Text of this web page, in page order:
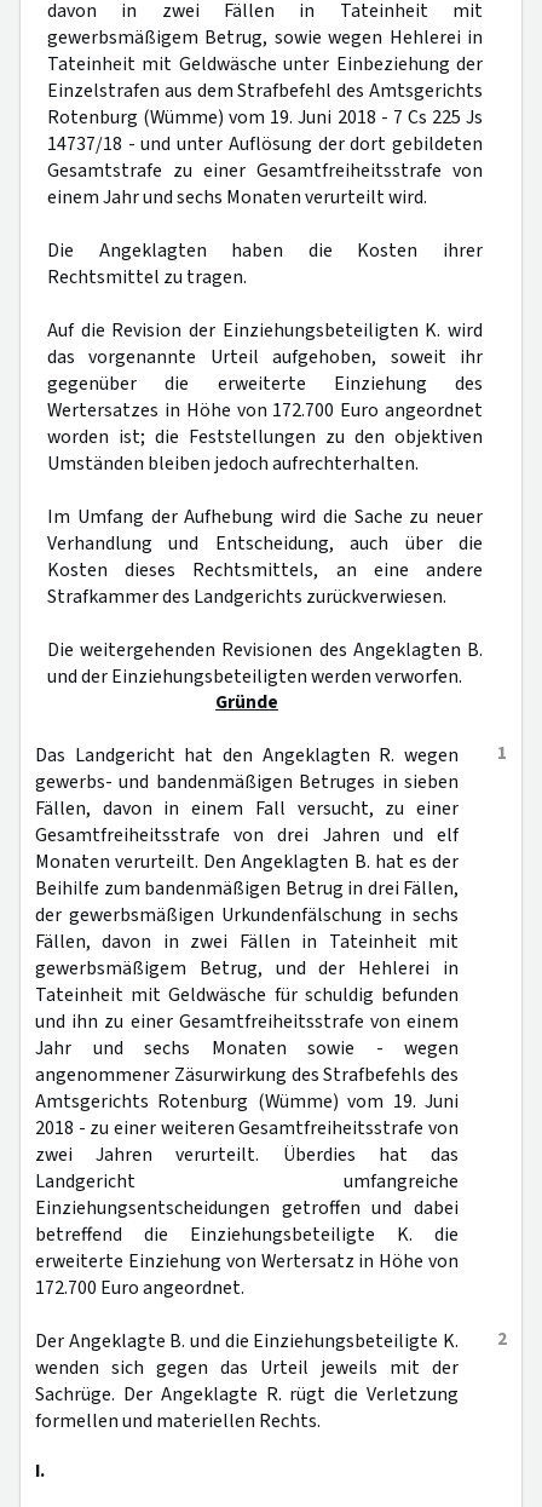
davon in zwei Fällen in Tateinheit mit
gewerbsmäßigem Betrug, sowie wegen Hehlerei in
Tateinheit mit Geldwäsche unter Einbeziehung der
Einzelstrafen aus dem Strafbefehl des Amtsgerichts
Rotenburg (Wümme) vom 19. Juni 2018 - 7 Cs 225 Js
14737/18 - und unter Auflösung der dort gebildeten
Gesamtstrafe zu einer Gesamtfreiheitsstrafe von
einem Jahr und sechs Monaten verurteilt wird.
Die Angeklagten haben die Kosten ihrer
Rechtsmittel zu tragen.
Auf die Revision der Einziehungsbeteiligten K. wird
das vorgenannte Urteil aufgehoben, soweit ihr
gegenüber die erweiterte Einziehung des
Wertersatzes in Höhe von 172.700 Euro angeordnet
worden ist; die Feststellungen zu den objektiven
Umständen bleiben jedoch aufrechterhalten.
Im Umfang der Aufhebung wird die Sache zu neuer
Verhandlung und Entscheidung, auch über die
Kosten dieses Rechtsmittels, an eine andere
Strafkammer des Landgerichts zurückverwiesen.
Die weitergehenden Revisionen des Angeklagten B.
und der Einziehungsbeteiligten werden verworfen.
Gründe
1
Das Landgericht hat den Angeklagten R. wegen
gewerbs- und bandenmäßigen Betruges in sieben
Fällen, davon in einem Fall versucht, zu einer
Gesamtfreiheitsstrafe von drei Jahren und elf
Monaten verurteilt. Den Angeklagten B. hat es der
Beihilfe zum bandenmäßigen Betrug in drei Fällen,
der gewerbsmäßigen Urkundenfälschung in sechs
Fällen, davon in zwei Fällen in Tateinheit mit
gewerbsmäßigem Betrug, und der Hehlerei in
Tateinheit mit Geldwäsche für schuldig befunden
und ihn zu einer Gesamtfreiheitsstrafe von einem
Jahr und sechs Monaten sowie - wegen
angenommener Zäsurwirkung des Strafbefehls des
Amtsgerichts Rotenburg (Wümme) vom 19. Juni
2018 - zu einer weiteren Gesamtfreiheitsstrafe von
zwei Jahren verurteilt. Überdies hat das
Landgericht umfangreiche
Einziehungsentscheidungen getroffen und dabei
betreffend die Einziehungsbeteiligte K. die
erweiterte Einziehung von Wertersatz in Höhe von
172.700 Euro angeordnet.
2
Der Angeklagte B. und die Einziehungsbeteiligte K.
wenden sich gegen das Urteil jeweils mit der
Sachrüge. Der Angeklagte R. rügt die Verletzung
formellen und materiellen Rechts.
I.